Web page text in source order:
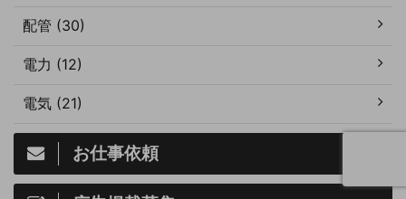
配管 (30)
電力 (12)
電気 (21)
お仕事依頼